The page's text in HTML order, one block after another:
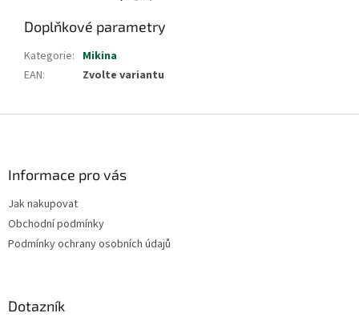
Doplňkové parametry
Kategorie: Mikina
EAN: Zvolte variantu
Informace pro vás
Jak nakupovat
Obchodní podmínky
Podmínky ochrany osobních údajů
Dotazník